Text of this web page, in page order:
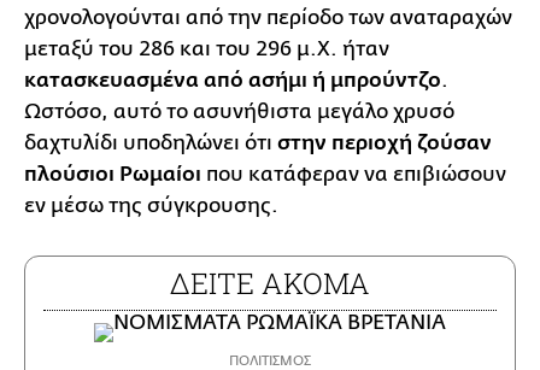
χρονολογούνται από την περίοδο των αναταραχών
μεταξύ του 286 και του 296 μ.Χ. ήταν
κατασκευασμένα από ασήμι ή μπρούντζο.
Ωστόσο, αυτό το ασυνήθιστα μεγάλο χρυσό
δαχτυλίδι υποδηλώνει ότι στην περιοχή ζούσαν
πλούσιοι Ρωμαίοι που κατάφεραν να επιβιώσουν
εν μέσω της σύγκρουσης.
ΔΕΙΤΕ ΑΚΟΜΑ
ΠΟΛΙΤΙΣΜΟΣ